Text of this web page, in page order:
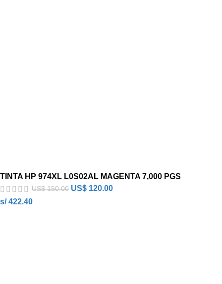
TINTA HP 974XL L0S02AL MAGENTA 7,000 PGS
US$150.00 US$ 120.00
s/ 422.40